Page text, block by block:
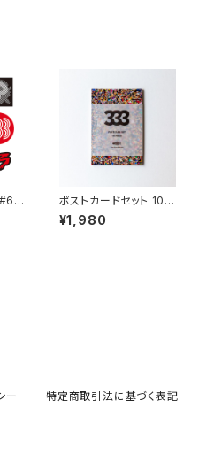
1
ポストカードセット 10ピ
ース
¥1,980
ー 特定商取引法に基づく表記